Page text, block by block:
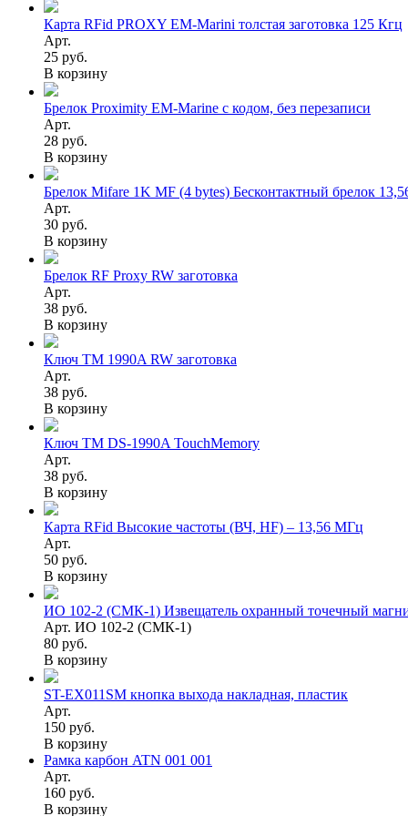
Карта RFid PROXY EM-Marini толстая заготовка 125 Кгц
Арт.
25 руб.
В корзину
Брелок Proximity EM-Marine с кодом, без перезаписи
Арт.
28 руб.
В корзину
Брелок Mifare 1K MF (4 bytes) Бесконтактный брелок
Арт.
30 руб.
В корзину
Брелок RF Proxy RW заготовка
Арт.
38 руб.
В корзину
Ключ TM 1990A RW заготовка
Арт.
38 руб.
В корзину
Ключ TM DS-1990A TouchMemory
Арт.
38 руб.
В корзину
Карта RFid Высокие частоты (ВЧ, HF) – 13,56 МГц
Арт.
50 руб.
В корзину
ИО 102-2 (СМК-1) Извещатель охранный точечный
Арт. ИО 102-2 (СМК-1)
80 руб.
В корзину
ST-EX011SM кнопка выхода накладная, пластик
Арт.
150 руб.
В корзину
Рамка карбон ATN 001 001
Арт.
160 руб.
В корзину